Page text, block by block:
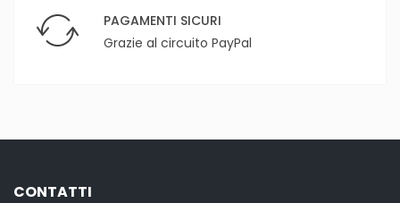
PAGAMENTI SICURI
Grazie al circuito PayPal
CONTATTI